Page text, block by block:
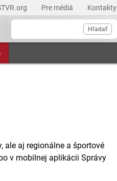
Pre médiá Kontakty
Hľadať
ale aj regionálne a športové
v mobilnej aplikácii Správy